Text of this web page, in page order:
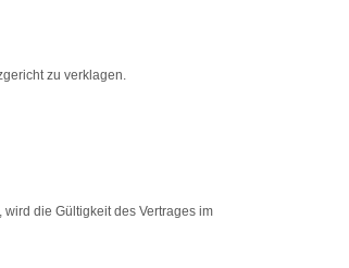
zu verklagen.
die Gültigkeit des Vertrages im